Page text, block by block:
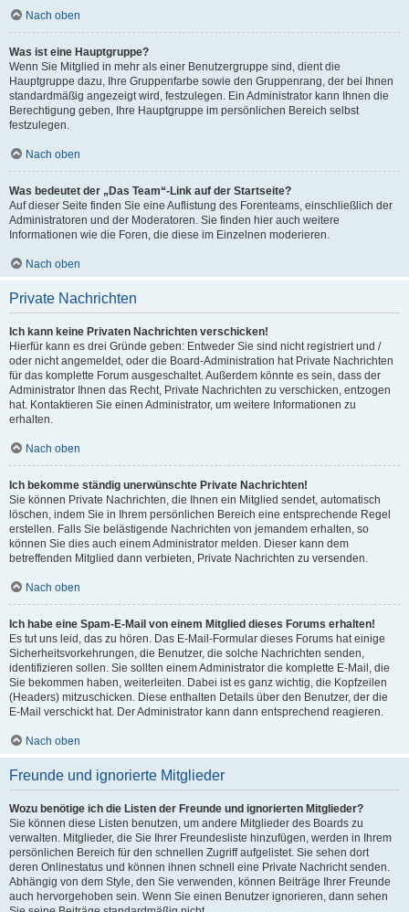
Nach oben
Was ist eine Hauptgruppe?
Wenn Sie Mitglied in mehr als einer Benutzergruppe sind, dient die
Hauptgruppe dazu, Ihre Gruppenfarbe sowie den Gruppenrang, der bei Ihnen
standardmäßig angezeigt wird, festzulegen. Ein Administrator kann Ihnen die
Berechtigung geben, Ihre Hauptgruppe im persönlichen Bereich selbst
festzulegen.
Nach oben
Was bedeutet der „Das Team“-Link auf der Startseite?
Auf dieser Seite finden Sie eine Auflistung des Forenteams, einschließlich der
Administratoren und der Moderatoren. Sie finden hier auch weitere
Informationen wie die Foren, die diese im Einzelnen moderieren.
Nach oben
Private Nachrichten
Ich kann keine Privaten Nachrichten verschicken!
Hierfür kann es drei Gründe geben: Entweder Sie sind nicht registriert und /
oder nicht angemeldet, oder die Board-Administration hat Private Nachrichten
für das komplette Forum ausgeschaltet. Außerdem könnte es sein, dass der
Administrator Ihnen das Recht, Private Nachrichten zu verschicken, entzogen
hat. Kontaktieren Sie einen Administrator, um weitere Informationen zu
erhalten.
Nach oben
Ich bekomme ständig unerwünschte Private Nachrichten!
Sie können Private Nachrichten, die Ihnen ein Mitglied sendet, automatisch
löschen, indem Sie in Ihrem persönlichen Bereich eine entsprechende Regel
erstellen. Falls Sie belästigende Nachrichten von jemandem erhalten, so
können Sie dies auch einem Administrator melden. Dieser kann dem
betreffenden Mitglied dann verbieten, Private Nachrichten zu versenden.
Nach oben
Ich habe eine Spam-E-Mail von einem Mitglied dieses Forums erhalten!
Es tut uns leid, das zu hören. Das E-Mail-Formular dieses Forums hat einige
Sicherheitsvorkehrungen, die Benutzer, die solche Nachrichten senden,
identifizieren sollen. Sie sollten einem Administrator die komplette E-Mail, die
Sie bekommen haben, weiterleiten. Dabei ist es ganz wichtig, die Kopfzeilen
(Headers) mitzuschicken. Diese enthalten Details über den Benutzer, der die
E-Mail verschickt hat. Der Administrator kann dann entsprechend reagieren.
Nach oben
Freunde und ignorierte Mitglieder
Wozu benötige ich die Listen der Freunde und ignorierten Mitglieder?
Sie können diese Listen benutzen, um andere Mitglieder des Boards zu
verwalten. Mitglieder, die Sie Ihrer Freundesliste hinzufügen, werden in Ihrem
persönlichen Bereich für den schnellen Zugriff aufgelistet. Sie sehen dort
deren Onlinestatus und können ihnen schnell eine Private Nachricht senden.
Abhängig von dem Style, den Sie verwenden, können Beiträge Ihrer Freunde
auch hervorgehoben sein. Wenn Sie einen Benutzer ignorieren, dann sehen